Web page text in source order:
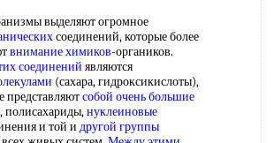
выделяют огромное
соединений, которые более
внимание химиков-органиков.
соединений являются
(сахара, гидроксикислоты),
представляютсобой очень большие
полисахариды,нуклеиновые
и той и другой группы